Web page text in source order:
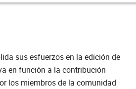
sus esfuerzos en la edición de
en función a la contribución
los miembros de la comunidad